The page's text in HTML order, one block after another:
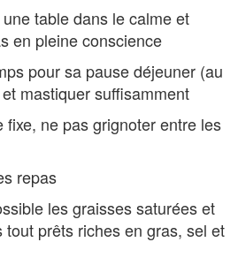
table dans le calme et
en pleine conscience
pour sa pause déjeuner (au
mastiquer suffisamment
fixe, ne pas grignoter entre les
repas
les graisses saturées et
tout prêts riches en gras, sel et